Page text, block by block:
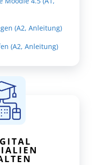
(A2, Anleitung)
(A2, Anleitung)